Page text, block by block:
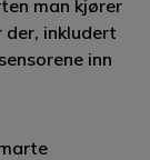
man kjører
der, inkludert
inn